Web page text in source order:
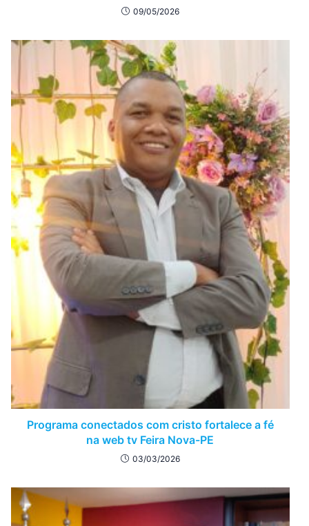
09/05/2026
Programa conectados com cristo fortalece a fé
na web tv Feira Nova-PE
03/03/2026